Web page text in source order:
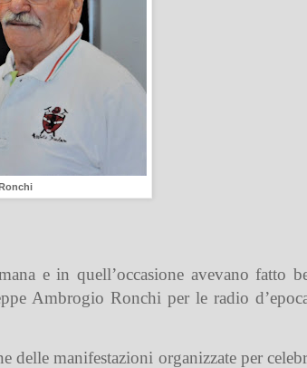
e in quell’occasione avevano fatto
Ambrogio Ronchi per le radio
manifestazioni organizzate per